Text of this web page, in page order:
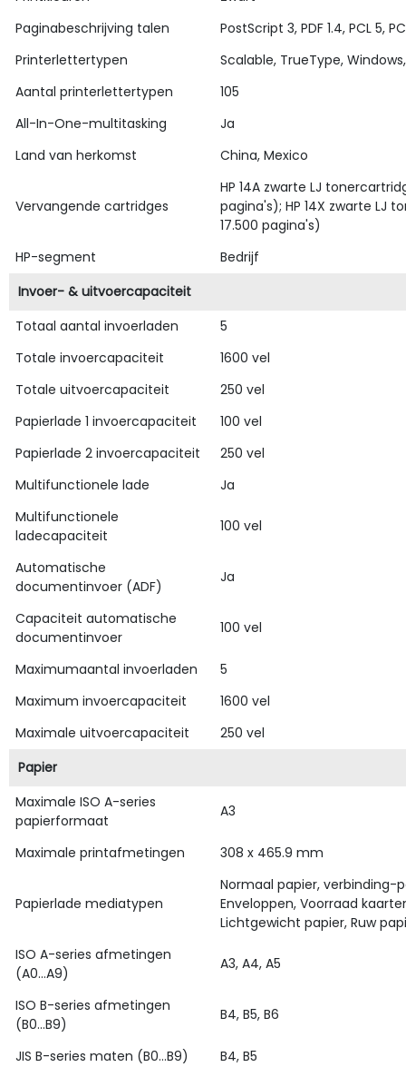
Paginabeschrijving talen
PostScript 3, PDF 1.4, PCL 5,
Printerlettertypen
Scalable, TrueType,
Aantal printerlettertypen
105
All-In-One-multitasking
Ja
Land van herkomst
China, Mexico
Vervangende cartridges
HP 14A zwarte LJ
pagina's); HP 14X zwarte LJ
17.500 pagina's)
HP-segment
Bedrijf
Invoer- & uitvoercapaciteit
Totaal aantal invoerladen
5
Totale invoercapaciteit
1600 vel
Totale uitvoercapaciteit
250 vel
Papierlade 1 invoercapaciteit
100 vel
Papierlade 2 invoercapaciteit
250 vel
Multifunctionele lade
Ja
Multifunctionele
ladecapaciteit
100 vel
Automatische
documentinvoer (ADF)
Ja
Capaciteit automatische
documentinvoer
100 vel
Maximumaantal invoerladen
5
Maximum invoercapaciteit
1600 vel
Maximale uitvoercapaciteit
250 vel
Papier
Maximale ISO A-series
papierformaat
A3
Maximale printafmetingen 308 x 465.9 mm
Papierlade mediatypen
Normaal papier, verbinding-
Enveloppen, Voorraad
Lichtgewicht papier, Ruw
ISO A-series afmetingen
(A0...A9)
A3, A4, A5
ISO B-series afmetingen
(B0...B9)
B4, B5, B6
JIS B-series maten (B0...B9)
B4, B5